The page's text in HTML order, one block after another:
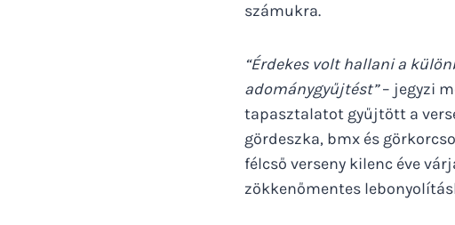
számukra.
“Érdekes volt hallani a
adománygyűjtést”– jegyzi
tapasztalatot gyűjtött a
gördeszka, bmx és
félcső verseny kilenc éve
zökkenőmentes